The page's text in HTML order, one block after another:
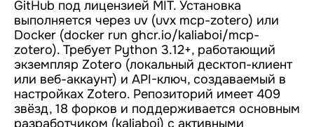
GitHub под лицензией MIT. Установка
выполняется через uv (uvx mcp-zotero) или
Docker (docker run ghcr.io/kaliaboi/mcp-
zotero). Требует Python 3.12+, работающий
экземпляр Zotero (локальный десктоп-клиент
или веб-аккаунт) и API-ключ, создаваемый в
настройках Zotero. Репозиторий имеет 409
звёзд, 18 форков и поддерживается основным
разработчиком (kaliaboi) с активными